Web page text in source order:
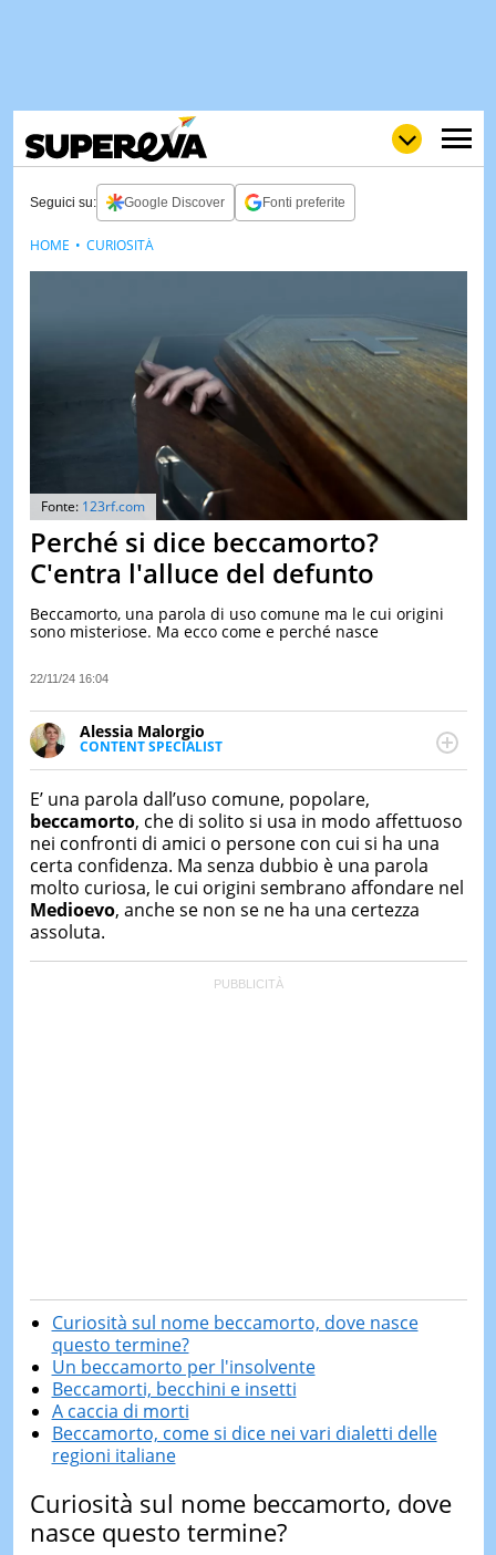
WOW
POP
NEWS
VIDEO
TEST
LE
DI
Seguici su: Google Discover Fonti preferite
Fonte: 123rf.com
Perché si dice beccamorto?
C'entra l'alluce del defunto
Beccamorto, una parola di uso comune ma le cui origini
sono misteriose. Ma ecco come e perché nasce
22/11/24 16:04
Alessia Malorgio
CONTENT SPECIALIST
Ha conseguito un Master in Marketing Management
occupa della creazione di contenuti in ottica SEO e
dello sviluppo di strategie marketing attraverso
canali digitali.
HOME CURIOSITÀ
E’ una parola dall’uso comune, popolare,
beccamorto, che di solito si usa in modo affettuoso
nei confronti di amici o persone con cui si ha una
certa confidenza. Ma senza dubbio è una parola
molto curiosa, le cui origini sembrano affondare nel
Medioevo, anche se non se ne ha una certezza
assoluta.
Curiosità sul nome beccamorto, dove nasce
questo termine?
Un beccamorto per l'insolvente
Beccamorti, becchini e insetti
A caccia di morti
Beccamorto, come si dice nei vari dialetti delle
regioni italiane
Curiosità sul nome beccamorto, dove
nasce questo termine?